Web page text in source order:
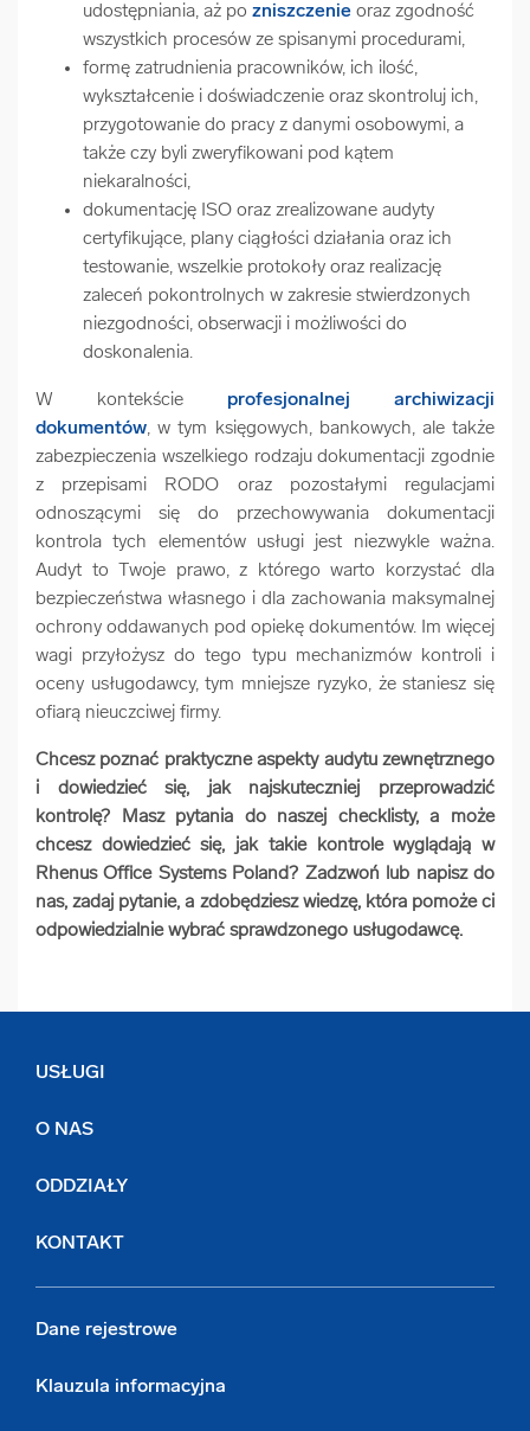
udostępniania, aż po zniszczenie oraz zgodność
wszystkich procesów ze spisanymi procedurami,
formę zatrudnienia pracowników, ich ilość,
wykształcenie i doświadczenie oraz skontroluj ich,
przygotowanie do pracy z danymi osobowymi, a
także czy byli zweryfikowani pod kątem
niekaralności,
dokumentację ISO oraz zrealizowane audyty
certyfikujące, plany ciągłości działania oraz ich
testowanie, wszelkie protokoły oraz realizację
zaleceń pokontrolnych w zakresie stwierdzonych
niezgodności, obserwacji i możliwości do
doskonalenia.
W kontekście profesjonalnej archiwizacji
dokumentów, w tym księgowych, bankowych, ale także
zabezpieczenia wszelkiego rodzaju dokumentacji zgodnie
z przepisami RODO oraz pozostałymi regulacjami
odnoszącymi się do przechowywania dokumentacji
kontrola tych elementów usługi jest niezwykle ważna.
Audyt to Twoje prawo, z którego warto korzystać dla
bezpieczeństwa własnego i dla zachowania maksymalnej
ochrony oddawanych pod opiekę dokumentów. Im więcej
wagi przyłożysz do tego typu mechanizmów kontroli i
oceny usługodawcy, tym mniejsze ryzyko, że staniesz się
ofiarą nieuczciwej firmy.
Chcesz poznać praktyczne aspekty audytu zewnętrznego
i dowiedzieć się, jak najskuteczniej przeprowadzić
kontrolę? Masz pytania do naszej checklisty, a może
chcesz dowiedzieć się, jak takie kontrole wyglądają w
Rhenus Office Systems Poland? Zadzwoń lub napisz do
nas, zadaj pytanie, a zdobędziesz wiedzę, która pomoże ci
odpowiedzialnie wybrać sprawdzonego usługodawcę.
USŁUGI
O NAS
ODDZIAŁY
KONTAKT
Dane rejestrowe
Klauzula informacyjna